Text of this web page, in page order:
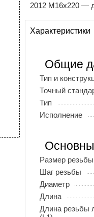
2012 М16х220 —
Характеристики
Общие
Тип и
Точный
Тип
Исполнение
Размер резьбы
Шаг резьбы
Диаметр
Длина
Длина резьбы